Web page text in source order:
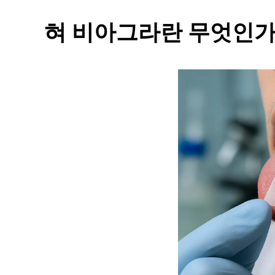
혀 비아그라란 무엇인